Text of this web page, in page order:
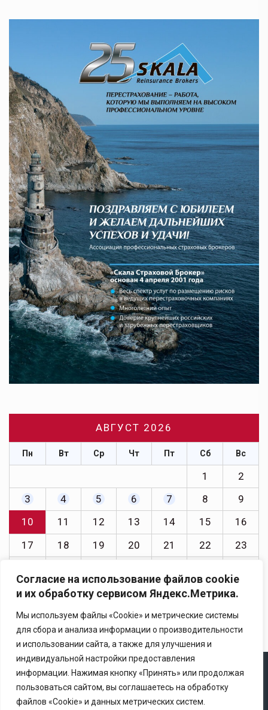
Согласие на использование файлов cookie
и их обработку сервисом Яндекс.Метрика.
Мы используем файлы «Cookie» и метрические системы
для сбора и анализа информации о производительности
и использовании сайта, а также для улучшения и
индивидуальной настройки предоставления
информации. Нажимая кнопку «Принять» или продолжая
пользоваться сайтом, вы соглашаетесь на обработку
файлов «Cookie» и данных метрических систем.
АВГУСТ 2026
Пн Вт Ср Чт Пт Сб Вс
1
2
3
4 5 6 7 8
9
10
11 12 13 14 15
16
17
18 19 20 21 22
23
31
« Июл
Copyright © 2025 Ассоциация «Некоммерческого
партнерство содействия развитию страхового рынка
«Центр страховой безопасности»